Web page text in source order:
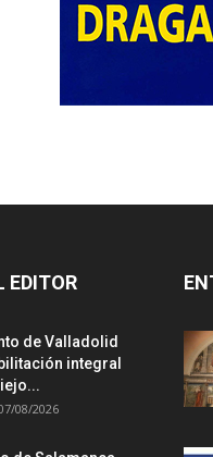
EDITOR
de Valladolid
integral
08/2026